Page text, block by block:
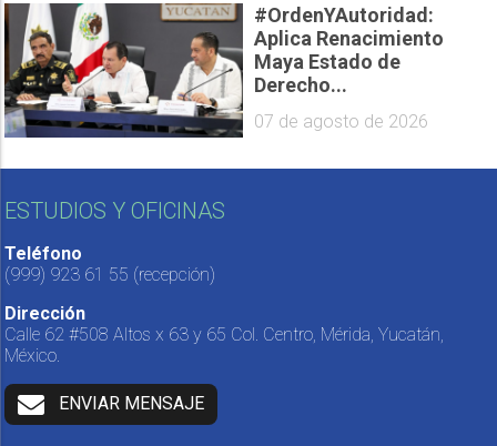
#OrdenYAutoridad:
Aplica Renacimiento
Maya Estado de
Derecho...
07 de agosto de 2026
ESTUDIOS Y OFICINAS
Teléfono
(999) 923 61 55 (recepción)
Dirección
Calle 62 #508 Altos x 63 y 65 Col. Centro, Mérida, Yucatán,
México.
ENVIAR MENSAJE